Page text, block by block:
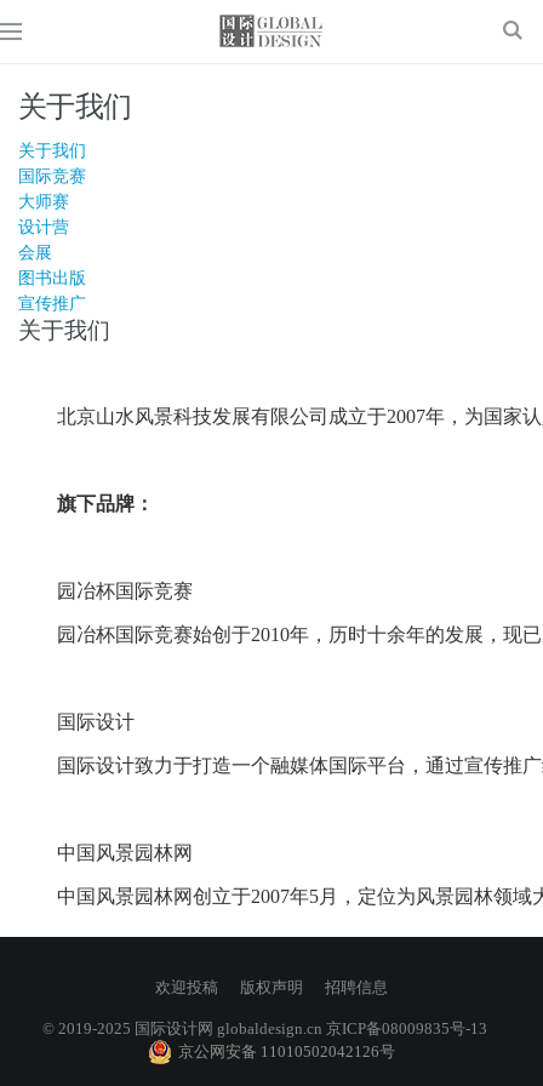
关于我们
关于我们
国际竞赛
大师赛
设计营
会展
图书出版
宣传推广
关于我们
北京山水风景科技发展有限公司成立于2007年，为国家认
旗下品牌：
园冶杯国际竞赛
园冶杯国际竞赛始创于2010年，历时十余年的发展，现已
国际设计
国际设计致力于打造一个融媒体国际平台，通过宣传推广
中国风景园林网
中国风景园林网创立于2007年5月，定位为风景园林领域
欢迎投稿 版权声明 招聘信息
© 2019-2025 国际设计网 globaldesign.cn 京ICP备08009835号-13
京公网安备 11010502042126号